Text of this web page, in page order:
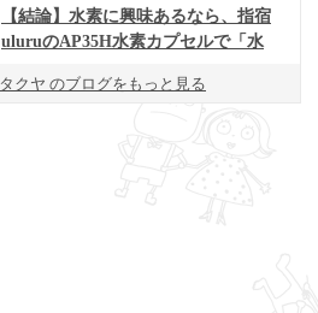
【結論】水素に興味あるなら、指宿
uluruのAP35H水素カプセルで「水
タクヤ のブログをもっと見る